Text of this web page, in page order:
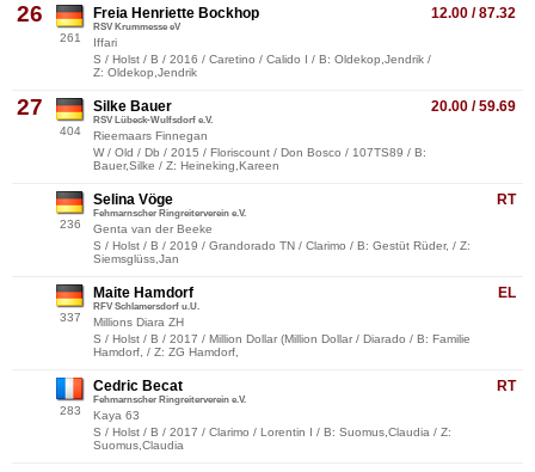
26
261
12.00 / 87.32
Freia Henriette Bockhop
RSV Krummesse eV
Iffari
S / Holst / B / 2016 / Caretino / Calido I / B: Oldekop,Jendrik /
Z: Oldekop,Jendrik
27
404
20.00 / 59.69
Silke Bauer
RSV Lübeck-Wulfsdorf e.V.
Rieemaars Finnegan
W / Old / Db / 2015 / Floriscount / Don Bosco / 107TS89 / B:
Bauer,Silke / Z: Heineking,Kareen
236
RT
Selina Vöge
Fehmarnscher Ringreiterverein e.V.
Genta van der Beeke
S / Holst / B / 2019 / Grandorado TN / Clarimo / B: Gestüt Rüder, / Z:
Siemsglüss,Jan
337
EL
Maite Hamdorf
RFV Schlamersdorf u.U.
Millions Diara ZH
S / Holst / B / 2017 / Million Dollar (Million Dollar / Diarado / B: Familie
Hamdorf, / Z: ZG Hamdorf,
283
RT
Cedric Becat
Fehmarnscher Ringreiterverein e.V.
Kaya 63
S / Holst / B / 2017 / Clarimo / Lorentin I / B: Suomus,Claudia / Z:
Suomus,Claudia